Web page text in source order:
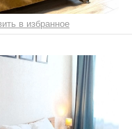
в избранное